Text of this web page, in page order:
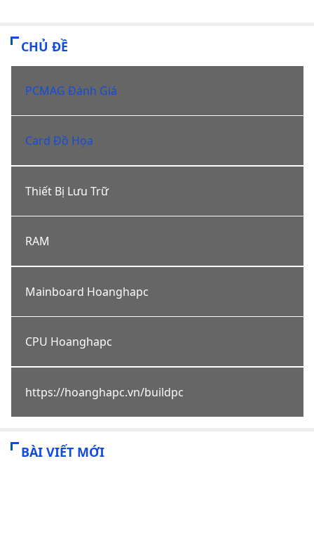
CHỦ ĐỀ
PCMAG Đánh Giá
Card Đồ Họa
Thiết Bị Lưu Trữ
RAM
Mainboard Hoanghapc
CPU Hoanghapc
https://hoanghapc.vn/buildpc
BÀI VIẾT MỚI